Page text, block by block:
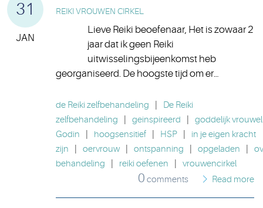
31
JAN
REIKI VROUWEN CIRKEL
Lieve Reiki beoefenaar, Het is zowaar 2
jaar dat ik geen Reiki
uitwisselingsbijeenkomst heb
georganiseerd. De hoogste tijd om er…
de Reiki zelfbehandeling
De Reiki
zelfbehandeling
geinspireerd
goddelijk
Godin
hoogsensitief HSP
in je eigen kracht
zijn
oervrouw ontspanning opgeladen
behandeling
reiki oefenen vrouwencirkel
0 comments Read more